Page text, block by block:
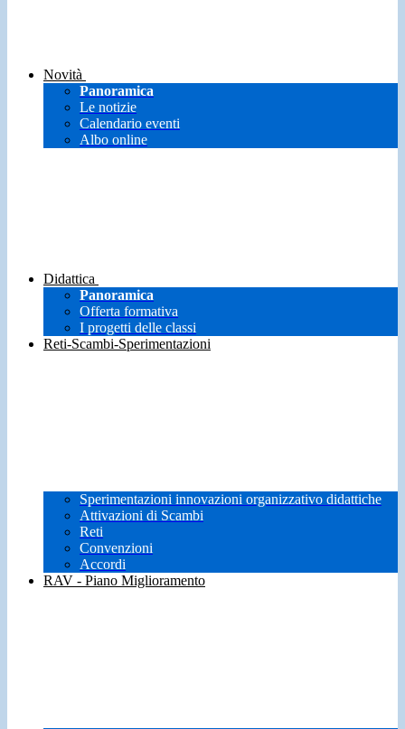
Novità
Panoramica
Le notizie
Calendario eventi
Albo online
Didattica
Panoramica
Offerta formativa
I progetti delle classi
Reti-Scambi-Sperimentazioni
Sperimentazioni innovazioni organizzativo didattiche
Attivazioni di Scambi
Reti
Convenzioni
Accordi
RAV - Piano Miglioramento